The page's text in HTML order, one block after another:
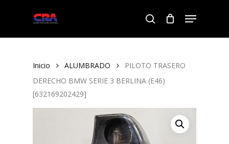
search
Menu
Inicio ALUMBRADO
PILOTO TRASERO
DERECHO BMW SERIE 3 BERLINA (E46)
[632169202429]